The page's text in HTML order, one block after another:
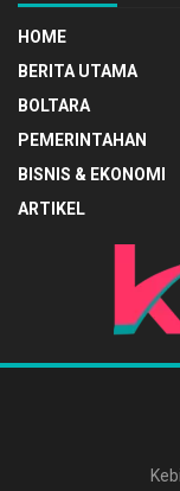
HOME
BERITA UTAMA
BOLTARA
PEMERINTAHAN
BISNIS & EKONOMI
ARTIKEL